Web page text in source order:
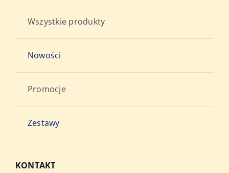
Wszystkie produkty
Nowości
Promocje
Zestawy
KONTAKT